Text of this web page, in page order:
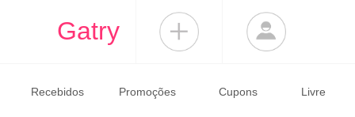
Gatry
Recebidos Promoções Cupons Livre